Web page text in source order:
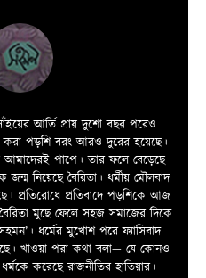
আর্তি প্রায় দুশো বছর পরেও
করা পড়শি বরং আরও দুরের হয়েছে।
আমাদেরই পাপে। তার ফলে বেড়েছে
নিয়েছে বৈরিতা। ধর্মীয় মৌলবাদ
প্রতিরোধে প্রতিবাদে পড়শিকে আজ
মুছে ফেলে সহজ সমাজের দিকে
ধর্মের মুখোশ পরে ফ্যাসিবাদ
খাওয়া পরা কথা বলা—­­ যে কোনও
করেছে রাজনীতির হাতিয়ার।